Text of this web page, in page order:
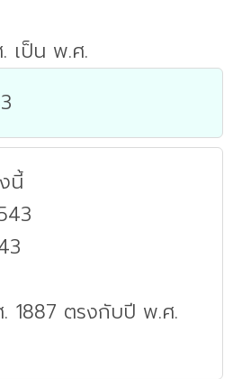
เป็น พ.ศ.
นี้
1887 ตรงกับปี พ.ศ.